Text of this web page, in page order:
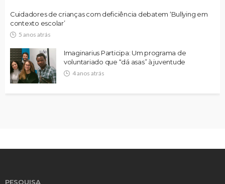
Cuidadores de crianças com deficiência debatem ‘Bullying em
contexto escolar’
5 anos atrás
Imaginarius Participa: Um programa de
voluntariado que “dá asas” à juventude
4 anos atrás
PESQUISA